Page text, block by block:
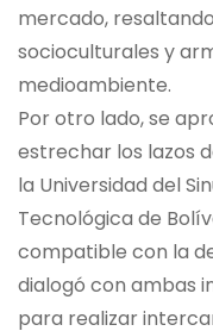
mercado,
socioculturales y
medioambiente.
Por otro lado, se
estrechar los lazos
la Universidad del
Tecnológica de
compatible con la
dialogó con ambas
para realizar